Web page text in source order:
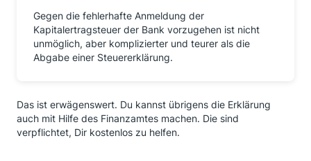
Gegen die fehlerhafte Anmeldung der
Kapitalertragsteuer der Bank vorzugehen ist nicht
unmöglich, aber komplizierter und teurer als die
Abgabe einer Steuererklärung.
Das ist erwägenswert. Du kannst übrigens die Erklärung
auch mit Hilfe des Finanzamtes machen. Die sind
verpflichtet, Dir kostenlos zu helfen.